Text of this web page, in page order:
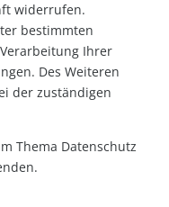
widerrufen.
bestimmten
Ihrer
Des Weiteren
der zuständigen
Thema Datenschutz